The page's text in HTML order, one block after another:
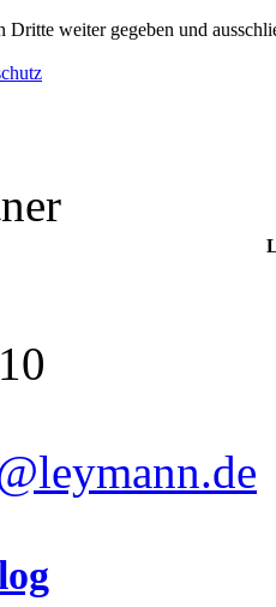
Dritte weiter gegeben und